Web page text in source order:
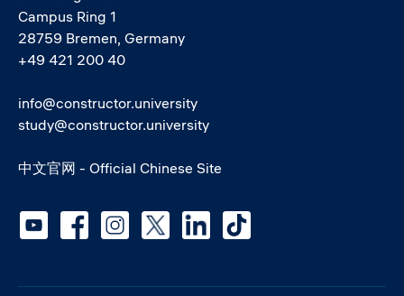
Campus Ring 1
28759 Bremen, Germany
+49 421 200 40
info@constructor.university
study@constructor.university
中文官网 - Official Chinese Site
Social media